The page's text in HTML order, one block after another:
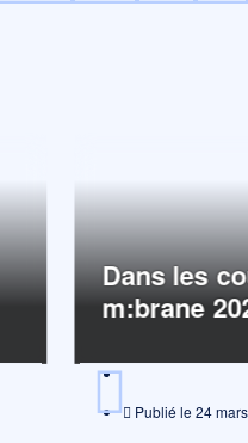
Dans les
m:brane
Publié le 24 mars